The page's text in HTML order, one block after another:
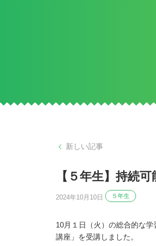
新しい記事
【５年生】持続
2024年10月10日 ５年生
10月１日（火）の総合的な
講座」を受講しました。